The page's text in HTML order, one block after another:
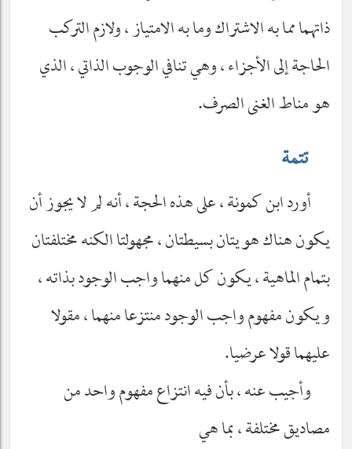
ذاتهما مما به الاشتراك وما به الامتياز ، ولازم التركب
الحاجة إلى الأجزاء ، وهي تنافي الوجوب الذاتي ، الذي
هو مناط الغنى الصرف.
تتمة
أورد ابن كمونة ، على هذه الحجة ، أنه لم لا يجوز أن
يكون هناك هويتان بسيطتان ، مجهولتا الكنه مختلفتان
بتمام الماهية ، يكون كل منهما واجب الوجود بذاته ،
ويكون مفهوم واجب الوجود منتزعا منهما ، مقولا
عليهما قولا عرضيا.
وأجيب عنه ، بأن فيه انتزاع مفهوم واحد من
مصاديق مختلفة ، بما هي